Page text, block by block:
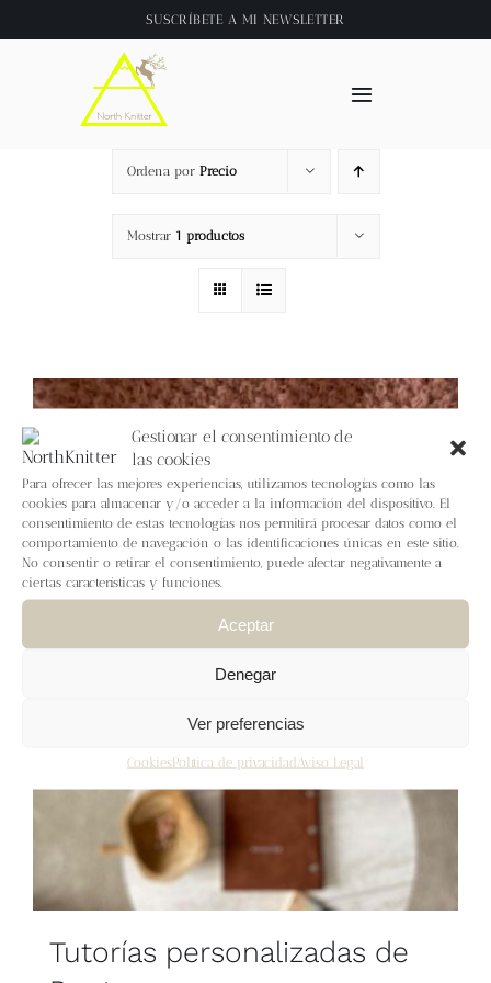
Gestionar el consentimiento de
las cookies
Para ofrecer las mejores experiencias, utilizamos tecnologías como las
cookies para almacenar y/o acceder a la información del dispositivo. El
consentimiento de estas tecnologías nos permitirá procesar datos como el
comportamiento de navegación o las identificaciones únicas en este sitio.
No consentir o retirar el consentimiento, puede afectar negativamente a
ciertas características y funciones.
Aceptar
Denegar
Ver preferencias
CookiesPolítica de privacidad Aviso Legal
al
SUSCRÍBETE A MI NEWSLETTER
Toggle
Inicio
About
Tienda
Videos
Blog
Contacto
Newsletter
Mi cuenta
Ordena por Precio
Mostrar 1 productos
Tutorías personalizadas de